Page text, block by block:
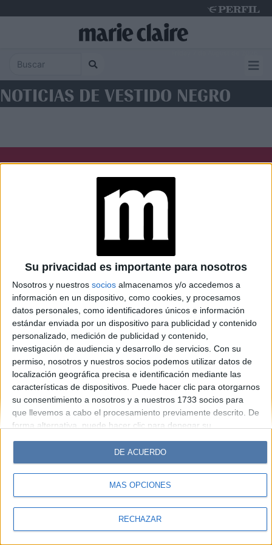
Su privacidad es importante para nosotros
Nosotros y nuestros socios almacenamos y/o accedemos a
información en un dispositivo, como cookies, y procesamos
datos personales, como identificadores únicos e información
estándar enviada por un dispositivo para publicidad y contenido
personalizado, medición de publicidad y contenido,
investigación de audiencia y desarrollo de servicios. Con su
permiso, nosotros y nuestros socios podemos utilizar datos de
localización geográfica precisa e identificación mediante las
características de dispositivos. Puede hacer clic para otorgarnos
su consentimiento a nosotros y a nuestros 1733 socios para
que llevemos a cabo el procesamiento previamente descrito. De
forma alternativa, puede hacer clic para denegar su
cambiar sus preferencias antes de otorgar su consentimiento.
Tenga en cuenta que algún procesamiento de sus datos
personales puede no requerir de su consentimiento, pero usted
tiene el derecho de rechazar tal procesamiento. Sus
sus preferencias o retirar su consentimiento en cualquier
MÁS OPCIONES
RECHAZAR
DE ACUERDO
NOTICIAS DE VESTIDO NEGRO
Caras Noticias
Weekend Parabrisas
Look
Luz Mía Lunateen Break BATimes
© Perfil.com 2006-2019 - Todos los derechos reservados
Registro de Propiedad Intelectual: Nro. 5346433